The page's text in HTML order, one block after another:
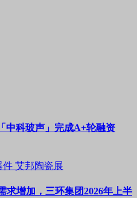
中科玻声」完成A+轮融资
件 艾邦陶瓷展
求增加，三环集团2026年上半